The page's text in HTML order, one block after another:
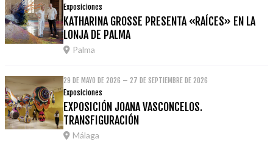
Exposiciones
KATHARINA GROSSE PRESENTA «RAÍCES» EN LA
LONJA DE PALMA
Palma
29 DE MAYO DE 2026 – 27 DE SEPTIEMBRE DE 2026
Exposiciones
EXPOSICIÓN JOANA VASCONCELOS.
TRANSFIGURACIÓN
Málaga